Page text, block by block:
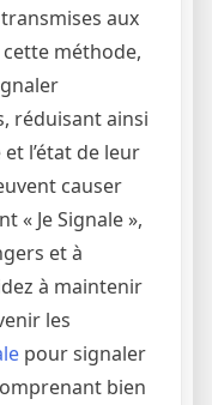
aux
méthode,
réduisant ainsi
l’état de leur
causer
« Je Signale »,
et à
à maintenir
les
pour signaler
bien